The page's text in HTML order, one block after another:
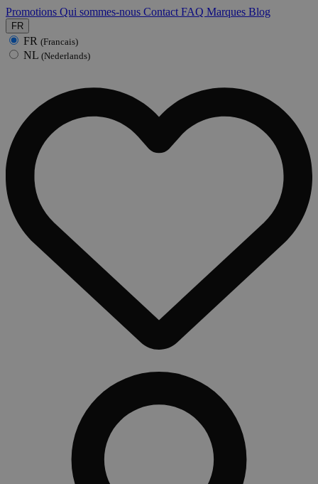
Promotions Qui sommes-nous Contact FAQ Marques Blog
FR
FR (Francais)
NL (Nederlands)